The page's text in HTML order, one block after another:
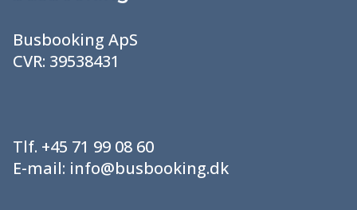
Busbooking ApS
CVR: 39538431
Tlf. +45 71 99 08 60
E-mail: info@busbooking.dk